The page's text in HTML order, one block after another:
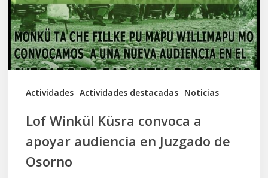
Actividades Actividades destacadas Noticias
apoyar
audiencia
en
Juzgado
Lof Winkül Küsra convoca a
apoyar audiencia en Juzgado de
Osorno